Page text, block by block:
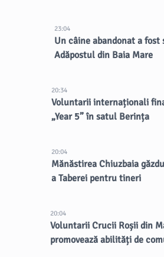
23:04
Un câine abandonat a fost
Adăpostul din Baia Mare
20:34
Voluntarii internaționali
„Year 5” în satul Berința
20:04
Mănăstirea Chiuzbaia
a Taberei pentru tineri
20:04
Voluntarii Crucii Roșii din
promovează abilități de